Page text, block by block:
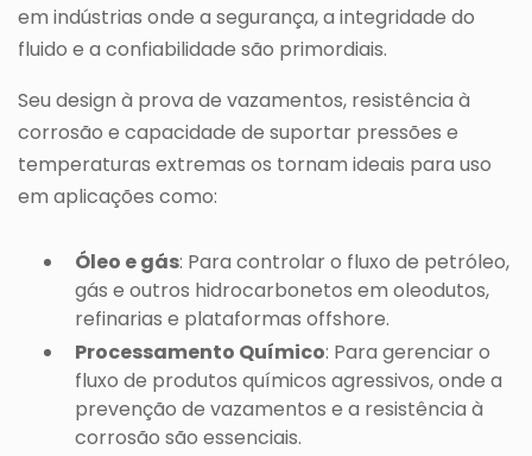
em indústrias onde a segurança, a integridade do
fluido e a confiabilidade são primordiais.
Seu design à prova de vazamentos, resistência à
corrosão e capacidade de suportar pressões e
temperaturas extremas os tornam ideais para uso
em aplicações como:
Óleo e gás: Para controlar o fluxo de petróleo,
gás e outros hidrocarbonetos em oleodutos,
refinarias e plataformas offshore.
Processamento Químico: Para gerenciar o
fluxo de produtos químicos agressivos, onde a
prevenção de vazamentos e a resistência à
corrosão são essenciais.